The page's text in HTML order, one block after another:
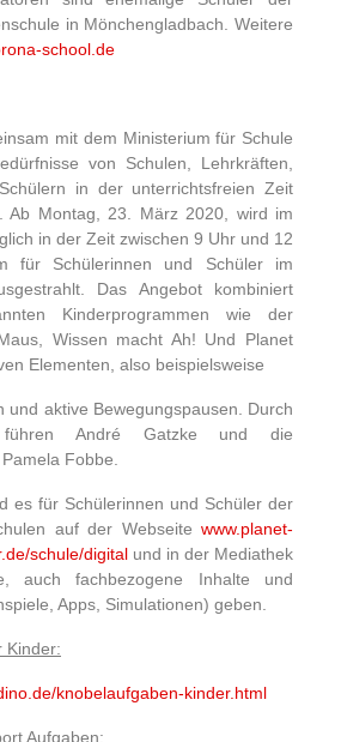
in Mönchengladbach. Weitere
school.de
mit dem Ministerium für Schule
von Schulen, Lehrkräften,
in der unterrichtsfreien Zeit
Ab Montag, 23. März 2020, wird im
in der Zeit zwischen 9 Uhr und 12
für Schülerinnen und Schüler im
Das Angebot kombiniert
Kinderprogrammen wie der
Wissen macht Ah! Und Planet
Elementen, also beispielsweise
und aktive Bewegungspausen. Durch
André Gatzke und die
Fobbe.
es für Schülerinnen und Schüler der
auf der Webseite www.planet-
schule/digital und in der Mediathek
auch fachbezogene Inhalte und
Apps, Simulationen) geben.
Kinder:
knobelaufgaben-kinder.html
Aufgaben: